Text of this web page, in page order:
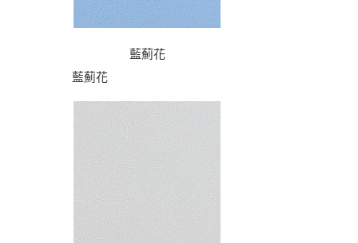
藍薊花
藍薊花